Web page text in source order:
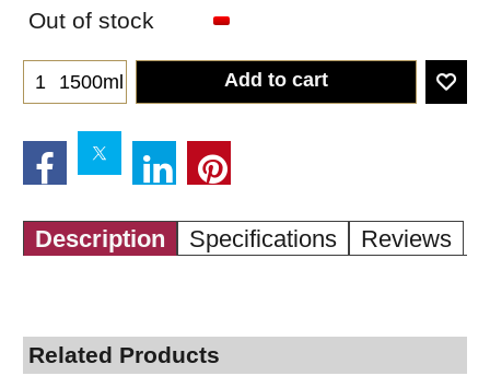
Out of stock
1500ml Add to cart
Description Specifications Reviews
Related Products